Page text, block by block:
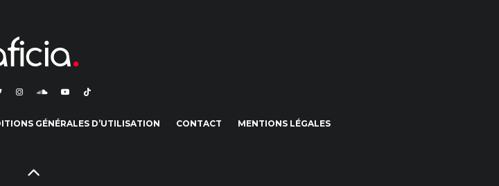
GÉNÉRALES D’UTILISATION CONTACT MENTIONS LÉGALES